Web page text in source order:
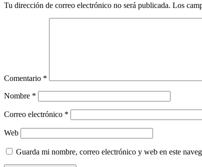
Tu dirección de correo electrónico no será publicada. Los
Comentario *
Nombre *
Correo electrónico *
Web
Guarda mi nombre, correo electrónico y web en este